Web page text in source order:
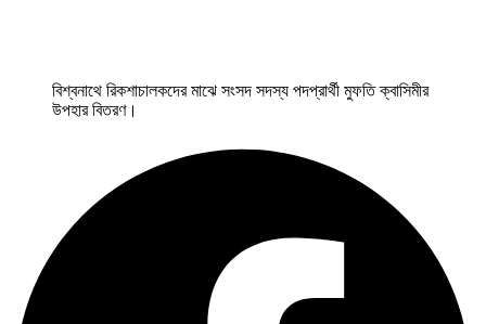
বিশ্বনাথে রিকশাচালকদের মাঝে সংসদ সদস্য পদপ্রার্থী মুফতি ক্বাসিমীর
উপহার বিতরণ।